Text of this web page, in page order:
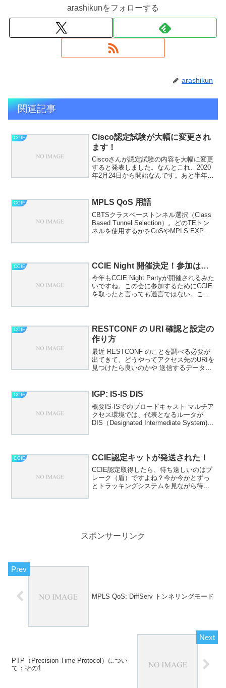
arashikunをフォローする
arashikun
関連記事
CCIE
Cisco認定試験が大幅に変更され
ます！
Ciscoさんが認定試験の内容を大幅に変更
すると発表しました。なんとこれ、2020
年2月24日から開始なんです。あと半年で
Routing and Switchingという...
CCIE MPLS QoS 用語
CBTSクラスベーストンネル選択（Class
Based Tunnel Selection）。どのTEトン
ネルを使用するかをCoSやMPLS EXPの
CCIE CCIE Night 開催決定！参加は…
今年もCCIE Night Partyが開催されるみた
いですね。この会に参加するためにCCIE
を取ったと言っても過言ではない。これ
CCIE
RESTCONF の URI 確認と設定の
作り方
最近 RESTCONF のことを調べる必要が
出てきて、どうやってアクセス先のURIを
見つけたら良いのかや 送信するデータを
とがあったら、まず第一に RFC 8040 を
CCIE IGP: IS-IS DIS
概要IS-ISでのブロードキャスト マルチア
クセス環境では、代表となるルータが
DIS（Designated Intermediate System)と
CCIE CCIE認定キットが発送された！
CCIE認定取得したら、待ち遠しいのはプ
レーク（盾）ですよね？今か今かとずっ
とトラッキングシステムを見ながら待っ
スポンサーリンク
MPLS QoS: DiffServ トンネリングモード
PTP（Precision Time Protocol）につい
て：その1